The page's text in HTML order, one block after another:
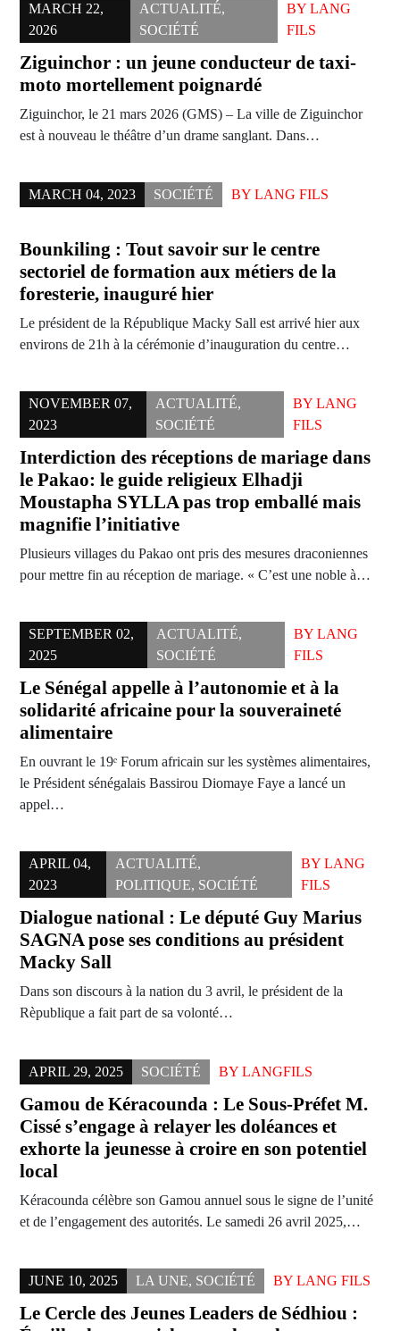
MARCH 22,
2026
ACTUALITÉ,
SOCIÉTÉ
BYLANG
FILS
Ziguinchor : un jeune conducteur de taxi-
moto mortellement poignardé
Ziguinchor, le 21 mars 2026 (GMS) – La ville de Ziguinchor
est à nouveau le théâtre d’un drame sanglant. Dans…
MARCH 04, 2023 SOCIÉTÉ BY LANG FILS
Bounkiling : Tout savoir sur le centre
sectoriel de formation aux métiers de la
foresterie, inauguré hier
Le président de la République Macky Sall est arrivé hier aux
environs de 21h à la cérémonie d’inauguration du centre…
NOVEMBER 07,
2023
ACTUALITÉ,
SOCIÉTÉ
BYLANG
FILS
Interdiction des réceptions de mariage dans
le Pakao: le guide religieux Elhadji
Moustapha SYLLA pas trop emballé mais
magnifie l’initiative
Plusieurs villages du Pakao ont pris des mesures draconiennes
pour mettre fin au réception de mariage. « C’est une noble à…
SEPTEMBER 02,
2025
ACTUALITÉ,
SOCIÉTÉ
BY LANG
FILS
Le Sénégal appelle à l’autonomie et à la
solidarité africaine pour la souveraineté
alimentaire
En ouvrant le 19ᵉ Forum africain sur les systèmes alimentaires,
le Président sénégalais Bassirou Diomaye Faye a lancé un
appel…
APRIL 04,
2023
ACTUALITÉ,
POLITIQUE, SOCIÉTÉ
BYLANG
FILS
Dialogue national : Le député Guy Marius
SAGNA pose ses conditions au président
Macky Sall
Dans son discours à la nation du 3 avril, le président de la
Rèpublique a fait part de sa volonté…
APRIL 29, 2025 SOCIÉTÉ BY LANGFILS
Gamou de Kéracounda : Le Sous-Préfet M.
Cissé s’engage à relayer les doléances et
exhorte la jeunesse à croire en son potentiel
local
Kéracounda célèbre son Gamou annuel sous le signe de l’unité
et de l’engagement des autorités. Le samedi 26 avril 2025,…
JUNE 10, 2025 LA UNE, SOCIÉTÉ BY LANG FILS
Le Cercle des Jeunes Leaders de Sédhiou :